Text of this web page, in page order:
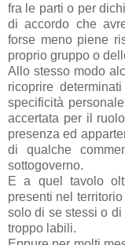
fra le parti o per
di accordo che
forse meno piene
proprio gruppo o
Allo stesso modo
ricoprire
specificità
accertata per il
presenza ed
di qualche
sottogoverno.
E a quel tavolo
presenti nel
solo di se stessi o
troppo labili.